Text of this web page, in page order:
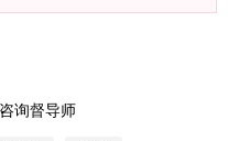
询督导师